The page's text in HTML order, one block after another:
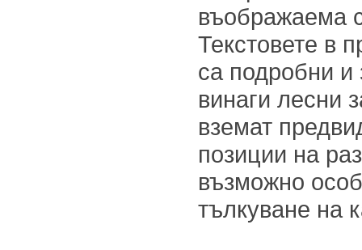
въображаема
Текстовете в
са подробни и
винаги лесни
вземат
позиции на
възможно
тълкуване на